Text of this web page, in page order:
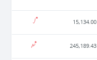
15,134.00
245,189.43